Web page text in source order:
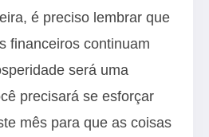
é preciso lembrar que
financeiros continuam
será uma
precisará se esforçar
mês para que as coisas